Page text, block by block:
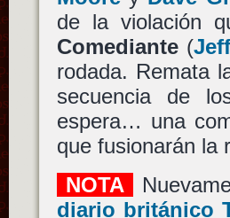
de la violación
Comediante(
rodada. Remata
secuencia de
espera… una
que fusionarán la
NOTA
diario británico